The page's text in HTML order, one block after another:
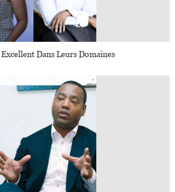
Dans Leurs Domaines